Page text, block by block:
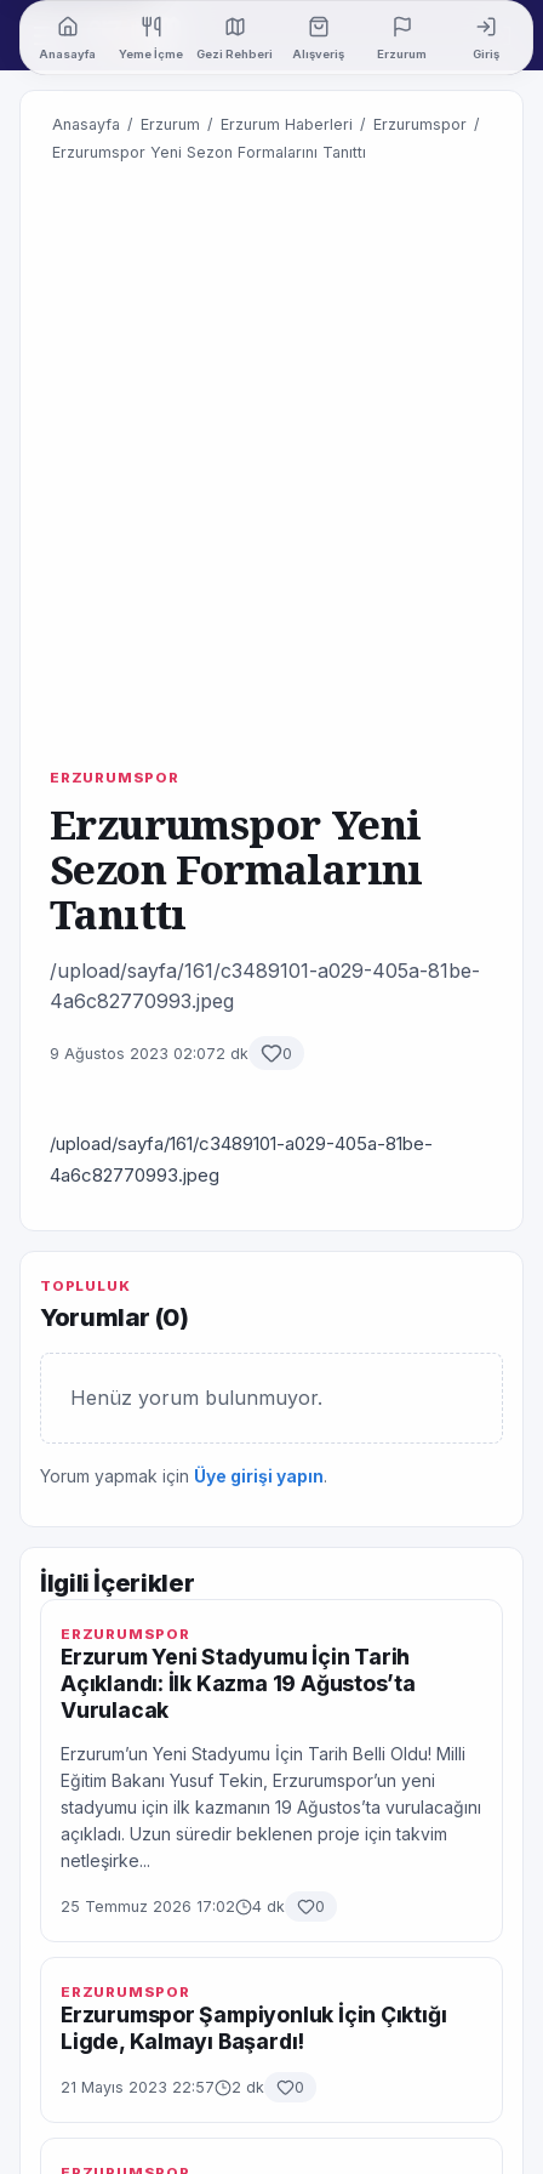
Anasayfa Yeme İçme Gezi Rehberi Alışveriş Erzurum Giriş
Anasayfa / Erzurum / Erzurum Haberleri / Erzurumspor /
Erzurumspor Yeni Sezon Formalarını Tanıttı
ERZURUMSPOR
Erzurumspor Yeni
Sezon Formalarını
Tanıttı
/upload/sayfa/161/c3489101-a029-405a-81be-
4a6c82770993.jpeg
9 Ağustos 2023 02:072 dk 0
/upload/sayfa/161/c3489101-a029-405a-81be-
4a6c82770993.jpeg
TOPLULUK
Yorumlar (0)
Henüz yorum bulunmuyor.
Yorum yapmak için Üye girişi yapın.
İlgili İçerikler
ERZURUMSPOR
Erzurum Yeni Stadyumu İçin Tarih
Açıklandı: İlk Kazma 19 Ağustos’ta
Vurulacak
Erzurum’un Yeni Stadyumu İçin Tarih Belli Oldu! Milli
Eğitim Bakanı Yusuf Tekin, Erzurumspor’un yeni
stadyumu için ilk kazmanın 19 Ağustos’ta vurulacağını
açıkladı. Uzun süredir beklenen proje için takvim
netleşirke...
25 Temmuz 2026 17:02 4 dk 0
ERZURUMSPOR
Erzurumspor Şampiyonluk İçin Çıktığı
Ligde, Kalmayı Başardı!
21 Mayıs 2023 22:57 2 dk 0